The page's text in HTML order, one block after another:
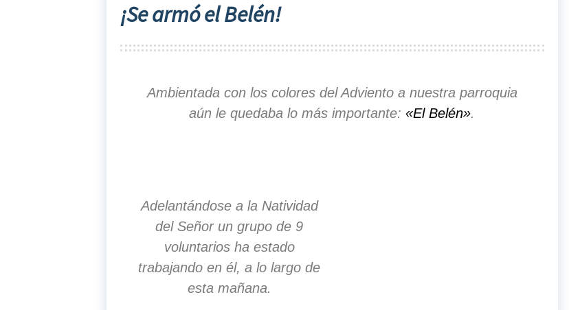
¡Se armó el Belén!
Ambientada con los colores del Adviento a nuestra parroquia
aún le quedaba lo más importante:«El Belén».
Adelantándose a la Natividad
del Señor un grupo de 9
voluntarios ha estado
trabajando en él, a lo largo de
esta mañana.